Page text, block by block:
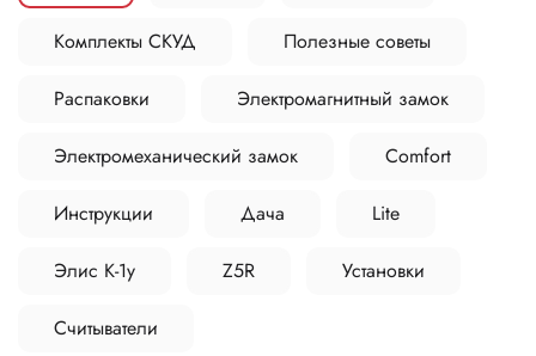
Комплекты СКУД Полезные советы
Распаковки Электромагнитный замок
Электромеханический замок Comfort
Инструкции Дача Lite
Элис К-1у Z5R Установки
Считыватели